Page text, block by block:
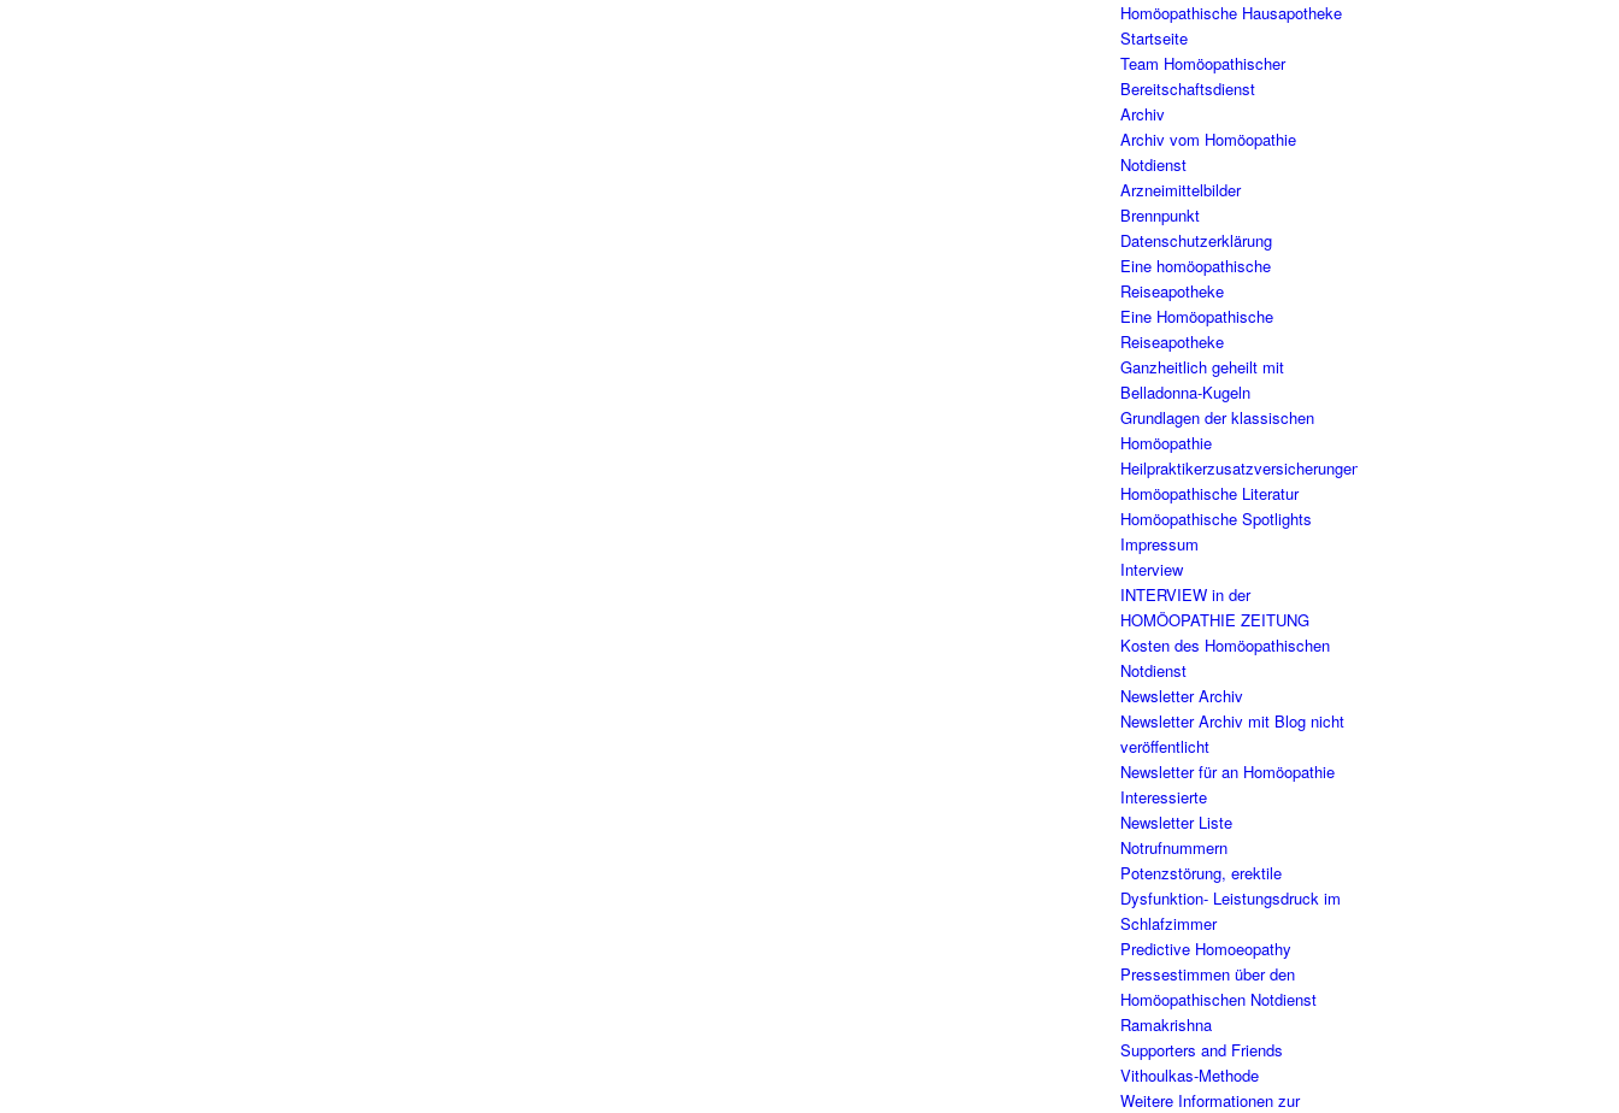
Homöopathische Hausapotheke
Startseite
Team Homöopathischer
Bereitschaftsdienst
Archiv
Archiv vom Homöopathie
Notdienst
Arzneimittelbilder
Brennpunkt
Datenschutzerklärung
Eine homöopathische
Reiseapotheke
Eine Homöopathische
Reiseapotheke
Ganzheitlich geheilt mit
Belladonna-Kugeln
Grundlagen der klassischen
Homöopathie
Heilpraktikerzusatzversicherungen
Homöopathische Literatur
Homöopathische Spotlights
Impressum
Interview
INTERVIEW in der
HOMÖOPATHIE ZEITUNG
Kosten des Homöopathischen
Notdienst
Newsletter Archiv
Newsletter Archiv mit Blog nicht
veröffentlicht
Newsletter für an Homöopathie
Interessierte
Newsletter Liste
Notrufnummern
Potenzstörung, erektile
Dysfunktion- Leistungsdruck im
Schlafzimmer
Predictive Homoeopathy
Pressestimmen über den
Homöopathischen Notdienst
Ramakrishna
Supporters and Friends
Vithoulkas-Methode
Weitere Informationen zur